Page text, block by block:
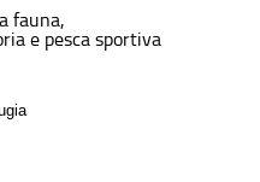
fauna,
e pesca sportiva